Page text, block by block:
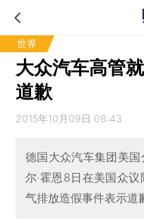
世界
大众汽车高管
道歉
2015年10月09日 08:43
德国大众汽车集团美
尔·霍恩8日在美国众
气排放造假事件表示道